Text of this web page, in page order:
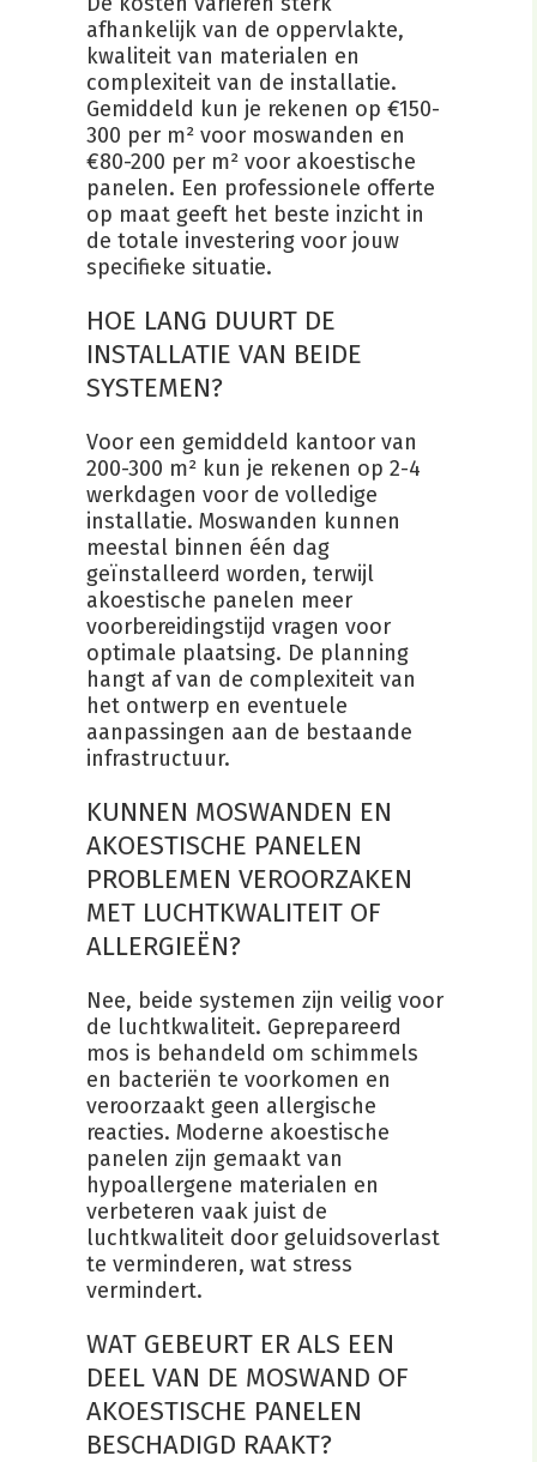
afhankelijk van de oppervlakte,
kwaliteit van materialen en
complexiteit van de installatie.
Gemiddeld kun je rekenen op €150-
300 per m² voor moswanden en
€80-200 per m² voor akoestische
panelen. Een professionele offerte
op maat geeft het beste inzicht in
de totale investering voor jouw
specifieke situatie.
HOE LANG DUURT DE
INSTALLATIE VAN BEIDE
SYSTEMEN?
Voor een gemiddeld kantoor van
200-300 m² kun je rekenen op 2-4
werkdagen voor de volledige
installatie. Moswanden kunnen
meestal binnen één dag
geïnstalleerd worden, terwijl
akoestische panelen meer
voorbereidingstijd vragen voor
optimale plaatsing. De planning
hangt af van de complexiteit van
het ontwerp en eventuele
aanpassingen aan de bestaande
infrastructuur.
KUNNEN MOSWANDEN EN
AKOESTISCHE PANELEN
PROBLEMEN VEROORZAKEN
MET LUCHTKWALITEIT OF
ALLERGIEËN?
Nee, beide systemen zijn veilig voor
de luchtkwaliteit. Geprepareerd
mos is behandeld om schimmels
en bacteriën te voorkomen en
veroorzaakt geen allergische
reacties. Moderne akoestische
panelen zijn gemaakt van
hypoallergene materialen en
verbeteren vaak juist de
luchtkwaliteit door geluidsoverlast
te verminderen, wat stress
vermindert.
WAT GEBEURT ER ALS EEN
DEEL VAN DE MOSWAND OF
AKOESTISCHE PANELEN
BESCHADIGD RAAKT?